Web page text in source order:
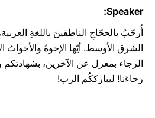
Speaker:
أُرحّبُ بالحجّاجِ الناطقينَ باللغةِ
الشرق الأوسط. أيّها الإخوةُ والأخواتُ
الرجاء بمعزل عن الآخرين، بشهادتكم
رجاءَنا! ليبارككُم الرب!